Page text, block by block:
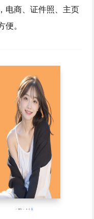
电商、证件照、主页
。